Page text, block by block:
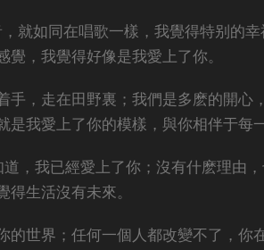
就如同在唱歌一樣，我覺得特别的
覺，我覺得好像是我愛上了你。
手，走在田野裏；我們是多麽的開
是我愛上了你的模樣，與你相伴于每
，我已經愛上了你；沒有什麽理由
得生活沒有未來。
的世界；任何一個人都改變不了，